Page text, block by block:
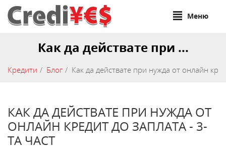
Меню
Как да действате при ...
Кредити Блог Как да действате при нужда от онлайн
КАК ДА ДЕЙСТВАТЕ ПРИ НУЖДА ОТ
ОНЛАЙН КРЕДИТ ДО ЗАПЛАТА - 3-
ТА ЧАСТ